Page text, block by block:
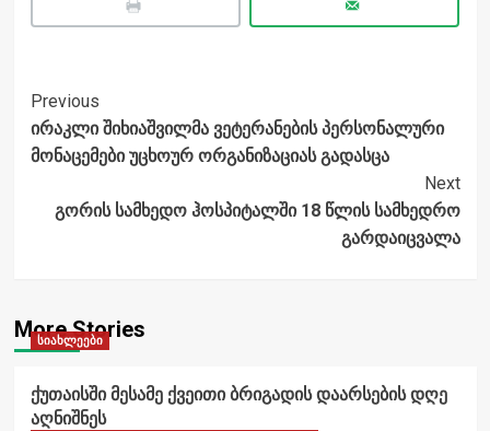
Post
Navigation
Previous
ირაკლი შიხიაშვილმა ვეტერანების პერსონალური
მონაცემები უცხოურ ორგანიზაციას გადასცა
Next
გორის სამხედო ჰოსპიტალში 18 წლის სამხედრო
გარდაიცვალა
More Stories
სიახლეები
ქუთაისში მესამე ქვეითი ბრიგადის დაარსების დღე
აღნიშნეს